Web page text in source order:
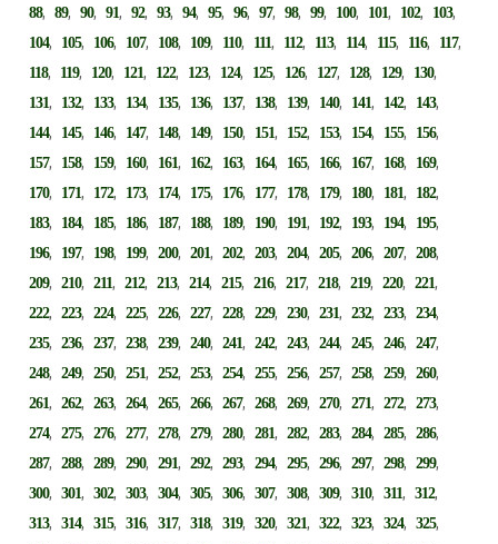
88,89,90,91,92,93,94,95,96,97,98,99, 100, 101, 102, 103,
104, 105, 106, 107, 108, 109, 110, 111, 112, 113, 114, 115, 116, 117,
118, 119, 120, 121, 122, 123, 124, 125, 126, 127, 128, 129, 130,
131, 132, 133, 134, 135, 136, 137, 138, 139, 140, 141, 142, 143,
144, 145, 146, 147, 148, 149, 150, 151, 152, 153, 154, 155, 156,
157, 158, 159, 160, 161, 162, 163, 164, 165, 166, 167, 168, 169,
170, 171, 172, 173, 174, 175, 176, 177, 178, 179, 180, 181, 182,
183, 184, 185, 186, 187, 188, 189, 190, 191, 192, 193, 194, 195,
196, 197, 198, 199,200,201,202,203,204,205,206,207,208,
209,210,211,212,213,214,215,216,217,218,219,220,221,
222,223,224,225,226,227,228,229,230,231,232,233,234,
235,236,237,238,239,240,241,242,243,244,245,246,247,
248,249,250,251,252,253,254,255,256,257,258,259,260,
261,262,263,264,265,266,267,268,269,270,271,272,273,
274,275,276,277,278,279,280,281,282,283,284,285,286,
287,288,289,290,291,292,293,294,295,296,297,298,299,
300,301,302,303,304,305,306,307,308,309,310,311,312,
313,314,315,316,317,318,319,320,321,322,323,324,325,